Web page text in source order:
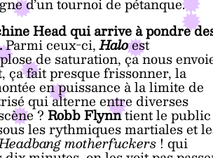
Head qui arrive à pondre
Parmi ceux-ci,Haloest
de saturation, ça nous
ça fait presque frissonner, la
en puissance à la limite de
qui alterne entre diverses
?Robb Flynntient le public
les rythmiques martiales et
motherfuckers! qui